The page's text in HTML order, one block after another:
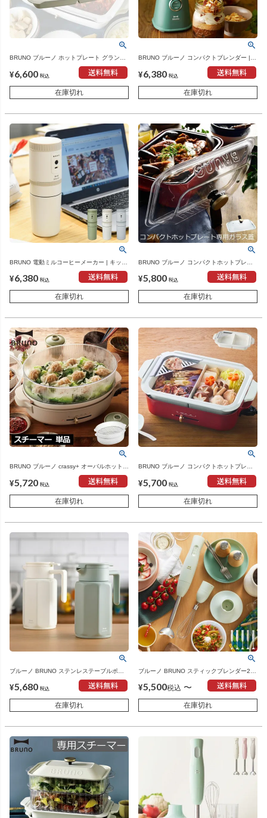
BRUNO ブルーノ ホットプレート グランデ
用 セラミックコート仕切り鍋 | キッチン家
電・ホットプレート
¥6,600 税込
在庫切れ
BRUNO ブルーノ コンパクトブレンダー |
キッチン家電・ブレンダー
¥6,380 税込
在庫切れ
BRUNO 電動ミルコーヒーメーカー | キッチ
¥6,380 税込
在庫切れ
BRUNO ブルーノ コンパクトホットプレー
プレート
¥5,800 税込
在庫切れ
BRUNO ブルーノ crassy+ オーバルホットプ
レート用スチーマー | キッチン家電・ホット
プレート
¥5,720 税込
在庫切れ
BRUNO ブルーノ コンパクトホットプレー
ト用 セラミックコート仕切り鍋 | キッチン
家電・ホットプレート
¥5,700 税込
在庫切れ
ブルーノ BRUNO ステンレステーブルポッ
¥5,680 税込
在庫切れ
ブルーノ BRUNO スティックブレンダー2
¥5,500税込 〜
在庫切れ